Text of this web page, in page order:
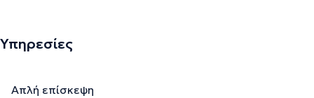
Υπηρεσίες
Απλή επίσκεψη